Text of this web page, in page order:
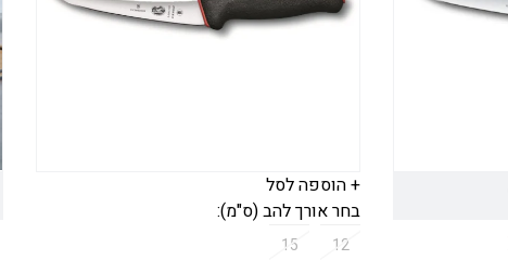
+ הוספה לסל
בחר אורך להב (ס"מ):
12
15